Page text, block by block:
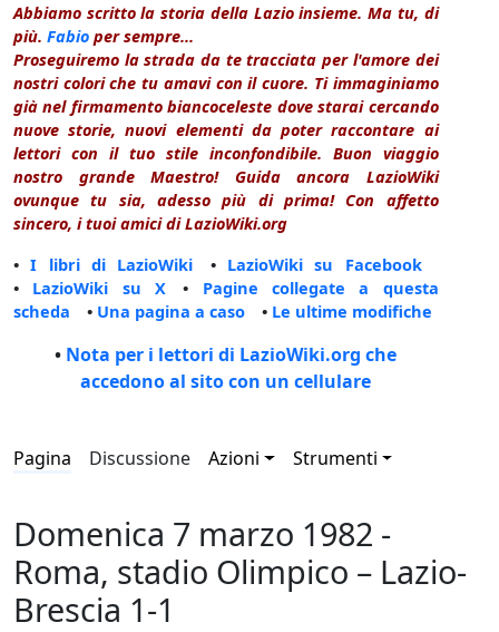
Abbiamo scritto la storia della Lazio insieme. Ma tu, di
più. Fabio per sempre...
Proseguiremo la strada da te tracciata per l'amore dei
nostri colori che tu amavi con il cuore. Ti immaginiamo
già nel firmamento biancoceleste dove starai cercando
nuove storie, nuovi elementi da poter raccontare ai
lettori con il tuo stile inconfondibile. Buon viaggio
nostro grande Maestro! Guida ancora LazioWiki
ovunque tu sia, adesso più di prima! Con affetto
sincero, i tuoi amici di LazioWiki.org
•I libri di LazioWiki • LazioWiki su Facebook
• LazioWiki su X • Pagine collegate a questa
scheda • Una pagina a caso • Le ultime modifiche
• Nota per i lettori di LazioWiki.org che
accedono al sito con un cellulare
Pagina Discussione Azioni Strumenti
Domenica 7 marzo 1982 -
Roma, stadio Olimpico – Lazio-
Brescia 1-1